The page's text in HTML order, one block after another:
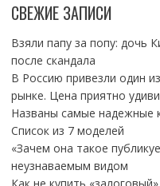
СВЕЖИЕ ЗАПИСИ
Взяли папу за попу: дочь
после скандала
В Россию привезли один
рынке. Цена приятно
Названы самые надежные
Список из 7 моделей
«Зачем она такое
неузнаваемым видом